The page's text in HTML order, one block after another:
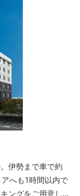
伊勢まで車で約
へも1時間以内で
ングをご用意し